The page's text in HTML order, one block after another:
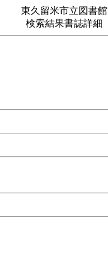
東久留米市立図書館
検索結果書誌詳細
ある